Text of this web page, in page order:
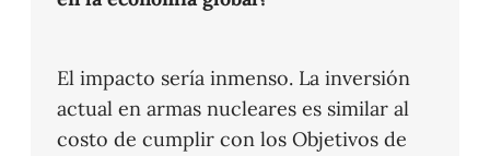
El impacto sería inmenso. La inversión
actual en armas nucleares es similar al
costo de cumplir con los Objetivos de